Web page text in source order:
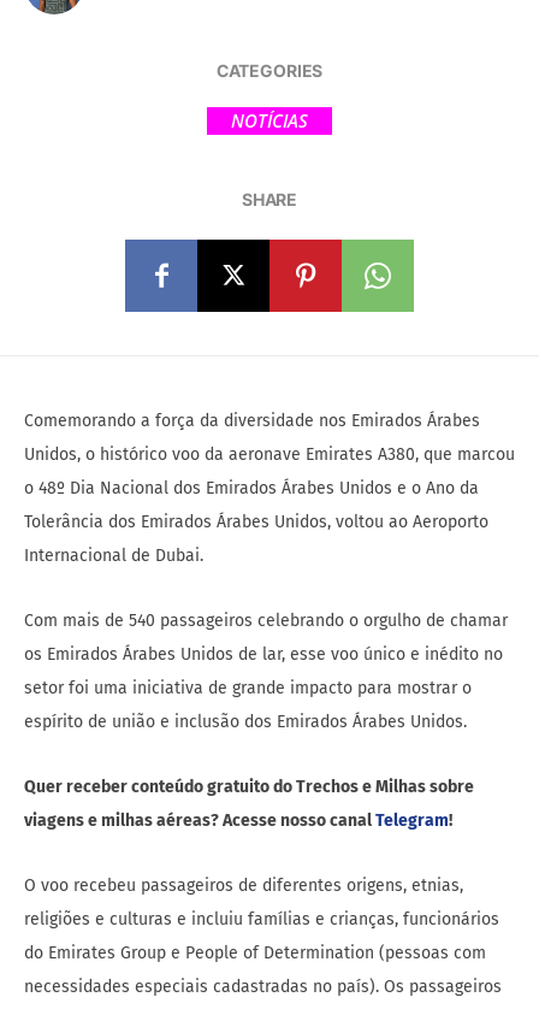
CATEGORIES
NOTÍCIAS
SHARE
Comemorando a força da diversidade nos Emirados Árabes
Unidos, o histórico voo da aeronave Emirates A380, que marcou
o 48º Dia Nacional dos Emirados Árabes Unidos e o Ano da
Tolerância dos Emirados Árabes Unidos, voltou ao Aeroporto
Internacional de Dubai.
Com mais de 540 passageiros celebrando o orgulho de chamar
os Emirados Árabes Unidos de lar, esse voo único e inédito no
setor foi uma iniciativa de grande impacto para mostrar o
espírito de união e inclusão dos Emirados Árabes Unidos.
Quer receber conteúdo gratuito do Trechos e Milhas sobre
viagens e milhas aéreas? Acesse nosso canalTelegram!
O voo recebeu passageiros de diferentes origens, etnias,
religiões e culturas e incluiu famílias e crianças, funcionários
do Emirates Group e People of Determination (pessoas com
necessidades especiais cadastradas no país). Os passageiros